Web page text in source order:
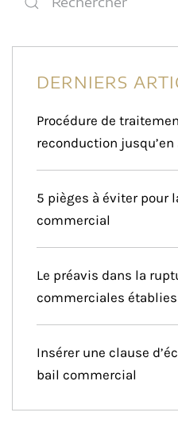
DERNIERS
Procédure de
reconduction jusqu’en
5 pièges à éviter pour
commercial
Le préavis dans la
commerciales établies
Insérer une clause
bail commercial